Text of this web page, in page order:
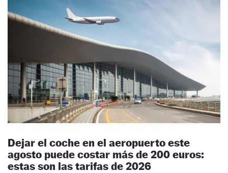
Dejar el coche en el aeropuerto este
agosto puede costar más de 200 euros:
estas son las tarifas de 2026